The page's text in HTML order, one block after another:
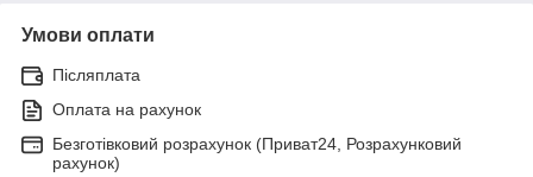
Умови оплати
Післяплата
Оплата на рахунок
Безготівковий розрахунок (Приват24, Розрахунковий
рахунок)